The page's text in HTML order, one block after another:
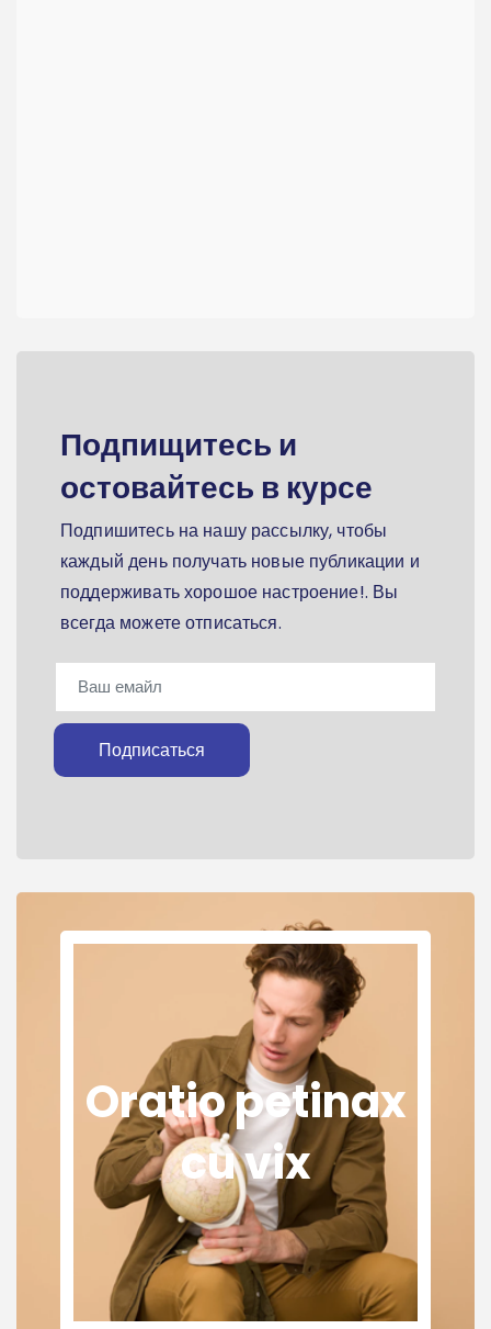
Подпищитесь и
остовайтесь в курсе
Подпишитесь на нашу рассылку, чтобы
каждый день получать новые публикации и
поддерживать хорошое настроение!. Вы
всегда можете отписаться.
Подписаться
Oratio petinax
cu vix